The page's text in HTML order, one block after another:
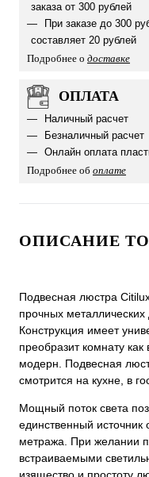
заказа от 300 рублей
При заказе до 300
составляет 20 рублей
Подробнее о доставке
ОПЛАТА
Наличный расчет
Безналичный расчет
Онлайн оплата
Подробнее об оплате
ОПИСАНИЕ
Подвесная люстра
прочных металлических
Конструкция имеет
преобразит комнату как
модерн. Подвесная
смотрится на кухне, в
Мощный поток света
единственный
метража. При желании
встраиваемыми